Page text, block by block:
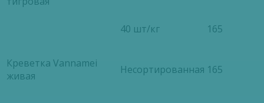
40 шт/кг 165
Креветка Vannamei
живая
Несортированная 165